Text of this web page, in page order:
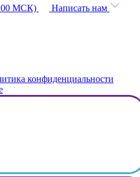
МСК)
Написать нам
конфиденциальности